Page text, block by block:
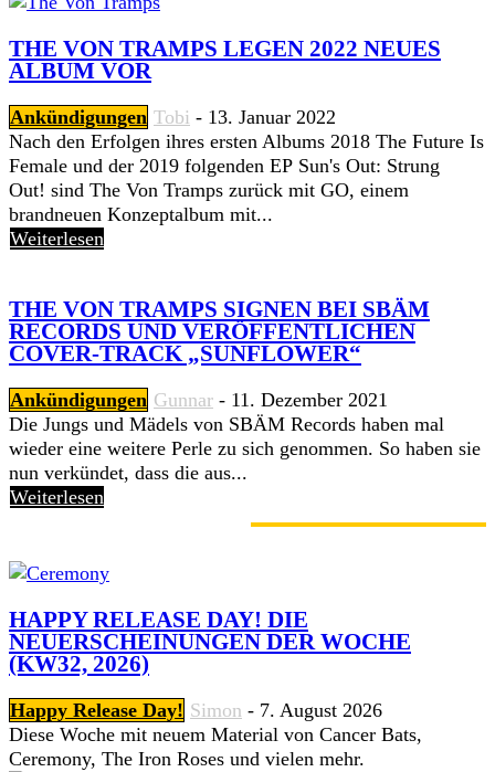
THE VON TRAMPS LEGEN 2022 NEUES
ALBUM VOR
Ankündigungen Tobi - 13. Januar 2022
Nach den Erfolgen ihres ersten Albums 2018 The Future Is
Female und der 2019 folgenden EP Sun's Out: Strung
Out! sind The Von Tramps zurück mit GO, einem
brandneuen Konzeptalbum mit...
Weiterlesen
THE VON TRAMPS SIGNEN BEI SBÄM
RECORDS UND VERÖFFENTLICHEN
COVER-TRACK „SUNFLOWER“
Ankündigungen Gunnar - 11. Dezember 2021
Die Jungs und Mädels von SBÄM Records haben mal
wieder eine weitere Perle zu sich genommen. So haben sie
nun verkündet, dass die aus...
Weiterlesen
HAPPY RELEASE DAY! DIE
NEUERSCHEINUNGEN DER WOCHE
(KW32, 2026)
Happy Release Day! Simon - 7. August 2026
Diese Woche mit neuem Material von Cancer Bats,
Ceremony, The Iron Roses und vielen mehr.